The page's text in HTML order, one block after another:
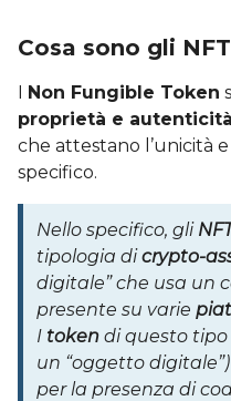
Cosa sono gli NFT
I Non Fungible Token
proprietà e autenticità
che attestano l’unicità
specifico.
Nello specifico, gli
tipologia dicrypto-
digitale” che usa un
presente su varie
I token di questo
un “oggetto
per la presenza di